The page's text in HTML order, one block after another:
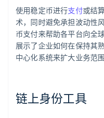
使用稳定币进行支付或结
术，同时避免承担波动性
币支付来帮助各平台向全
展示了企业如何在保持其
中心化系统来扩大业务范围
链上身份工具